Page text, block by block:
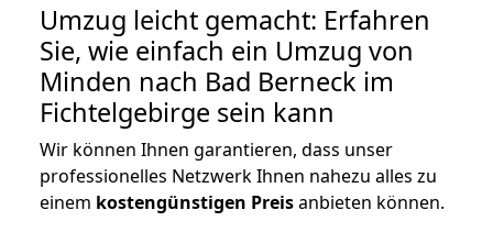
Umzug leicht gemacht: Erfahren
Sie, wie einfach ein Umzug von
Minden nach Bad Berneck im
Fichtelgebirge sein kann
Wir können Ihnen garantieren, dass unser
professionelles Netzwerk Ihnen nahezu alles zu
einem kostengünstigen Preisanbieten können.